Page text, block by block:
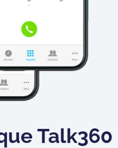
Talk360